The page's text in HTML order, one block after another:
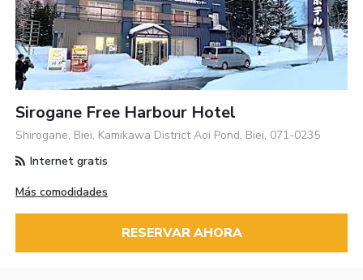
Sirogane Free Harbour Hotel
Shirogane, Biei, Kamikawa District Aoi Pond, Biei, 071-0235
Internet gratis
Más comodidades
RESERVAR AHORA